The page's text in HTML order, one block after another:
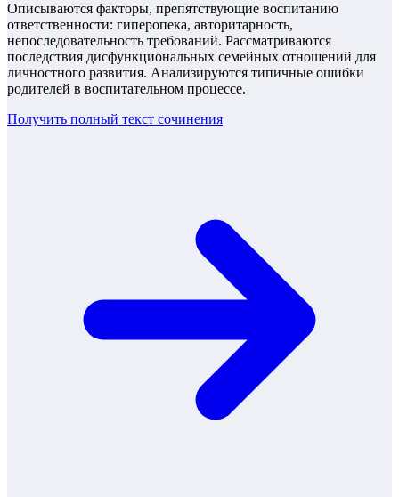
Описываются факторы, препятствующие воспитанию
ответственности: гиперопека, авторитарность,
непоследовательность требований. Рассматриваются
последствия дисфункциональных семейных отношений для
личностного развития. Анализируются типичные ошибки
родителей в воспитательном процессе.
Получить полный текст сочинения